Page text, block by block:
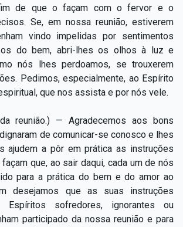
de que o façam com o fervor e o
Se, em nossa reunião, estiverem
vindo impelidas por sentimentos
do bem, abri-lhes os olhos à luz e
nós lhes perdoamos, se trouxerem
Pedimos, especialmente, ao Espírito
que nos assista e por nós vele.
reunião.) — Agradecemos aos bons
de comunicar-se conosco e lhes
ajudem a pôr em prática as instruções
que, ao sair daqui, cada um de nós
para a prática do bem e do amor ao
desejamos que as suas instruções
Espíritos sofredores, ignorantes ou
participado da nossa reunião e para